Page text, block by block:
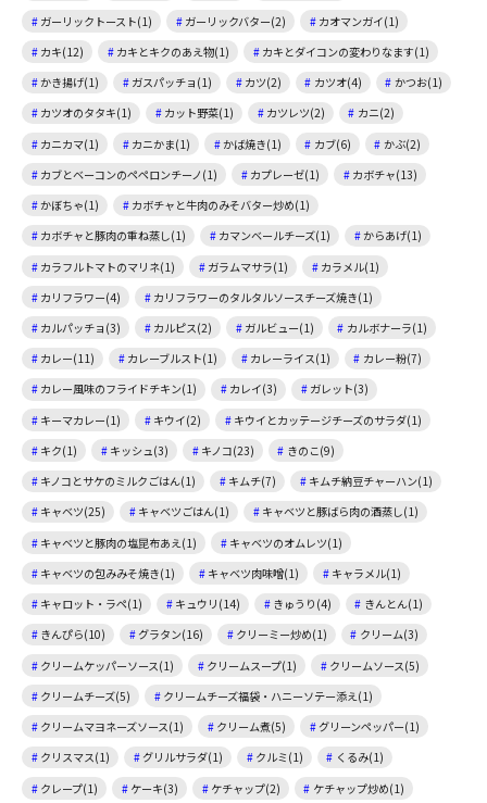
ガーリックトースト(1)
ガーリックバター(2)
カオマンガイ(1)
カキ(12)
カキとキクのあえ物(1)
カキとダイコンの変わりなます(1)
かき揚げ(1)
ガスパッチョ(1) カツ(2) カツオ(4)
かつお(1)
カツオのタタキ(1)
カット野菜(1) カツレツ(2)
カニ(2)
カニカマ(1)
カニかま(1) かば焼き(1) カブ(6)
かぶ(2)
カブとベーコンのペペロンチーノ(1)
カプレーゼ(1)
カボチャ(13)
かぼちゃ(1)
カボチャと牛肉のみそバター炒め(1)
カボチャと豚肉の重ね蒸し(1)
カマンベールチーズ(1)
からあげ(1)
カラフルトマトのマリネ(1)
ガラムマサラ(1)
カラメル(1)
カリフラワー(4)
カリフラワーのタルタルソースチーズ焼き(1)
カルパッチョ(3)
カルピス(2) ガルビュー(1)
カルボナーラ(1)
カレー(11)
カレーブルスト(1) カレーライス(1)
カレー粉(7)
カレー風味のフライドチキン(1)
カレイ(3)
ガレット(3)
キーマカレー(1)
キウイ(2)
キウイとカッテージチーズのサラダ(1)
キク(1)
キッシュ(3) キノコ(23)
きのこ(9)
キノコとサケのミルクごはん(1)
キムチ(7)
キムチ納豆チャーハン(1)
キャベツ(25)
キャベツごはん(1)
キャベツと豚ばら肉の酒蒸し(1)
キャベツと豚肉の塩昆布あえ(1)
キャベツのオムレツ(1)
キャベツの包みみそ焼き(1)
キャベツ肉味噌(1)
キャラメル(1)
キャロット・ラペ(1)
キュウリ(14) きゅうり(4)
きんとん(1)
きんぴら(10)
グラタン(16) クリーミー炒め(1)
クリーム(3)
クリームケッパーソース(1)
クリームスープ(1)
クリームソース(5)
クリームチーズ(5)
クリームチーズ福袋・ハニーソテー添え(1)
クリームマヨネーズソース(1)
クリーム煮(5)
グリーンペッパー(1)
クリスマス(1)
グリルサラダ(1) クルミ(1)
くるみ(1)
クレープ(1)
ケーキ(3) ケチャップ(2)
ケチャップ炒め(1)